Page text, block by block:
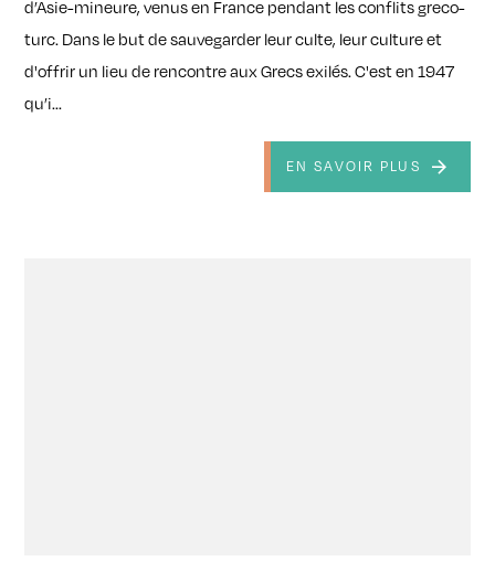
d’Asie-mineure, venus en France pendant les conflits greco-
turc. Dans le but de sauvegarder leur culte, leur culture et
d'offrir un lieu de rencontre aux Grecs exilés. C'est en 1947
qu’i...
EN SAVOIR PLUS